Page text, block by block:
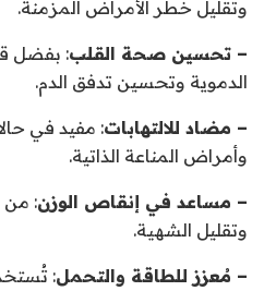
وتقليل خطر الأمراض المزمنة.
– تحسين صحة القلب: بفضل
الدموية وتحسين تدفق الدم.
– مضاد للالتهابات: مفيد في
وأمراض المناعة الذاتية.
– مساعد في إنقاص الوزن: من
وتقليل الشهية.
– مُعزز للطاقة والتحمل: